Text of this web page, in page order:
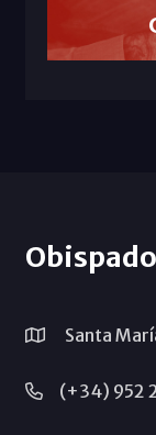
Santa
(+34) 952